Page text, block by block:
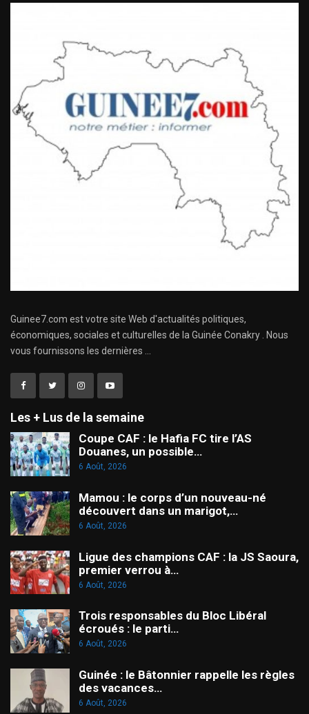
Guinee7.com est votre site Web d'actualités politiques,
économiques, sociales et culturelles de la Guinée Conakry . Nous
vous fournissons les dernières ...
Les + Lus de la semaine
Coupe CAF : le Hafia FC tire l’AS
Douanes, un possible…
6 Août, 2026
Mamou : le corps d’un nouveau-né
découvert dans un marigot,…
6 Août, 2026
Ligue des champions CAF : la JS Saoura,
premier verrou à…
6 Août, 2026
Trois responsables du Bloc Libéral
écroués : le parti…
6 Août, 2026
Guinée : le Bâtonnier rappelle les règles
des vacances…
6 Août, 2026